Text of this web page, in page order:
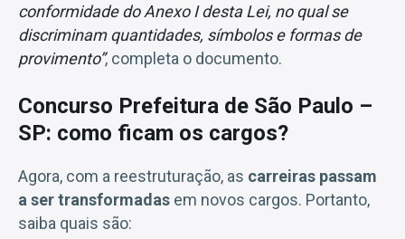
conformidade do Anexo I desta Lei, no qual se
discriminam quantidades, símbolos e formas de
provimento”, completa o documento.
Concurso Prefeitura de São Paulo –
SP: como ficam os cargos?
Agora, com a reestruturação, as carreiras passam
a ser transformadas em novos cargos. Portanto,
saiba quais são: